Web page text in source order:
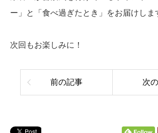
ー」と「食べ過ぎたとき」をお届けしま
次回もお楽しみに！
前の記事 次